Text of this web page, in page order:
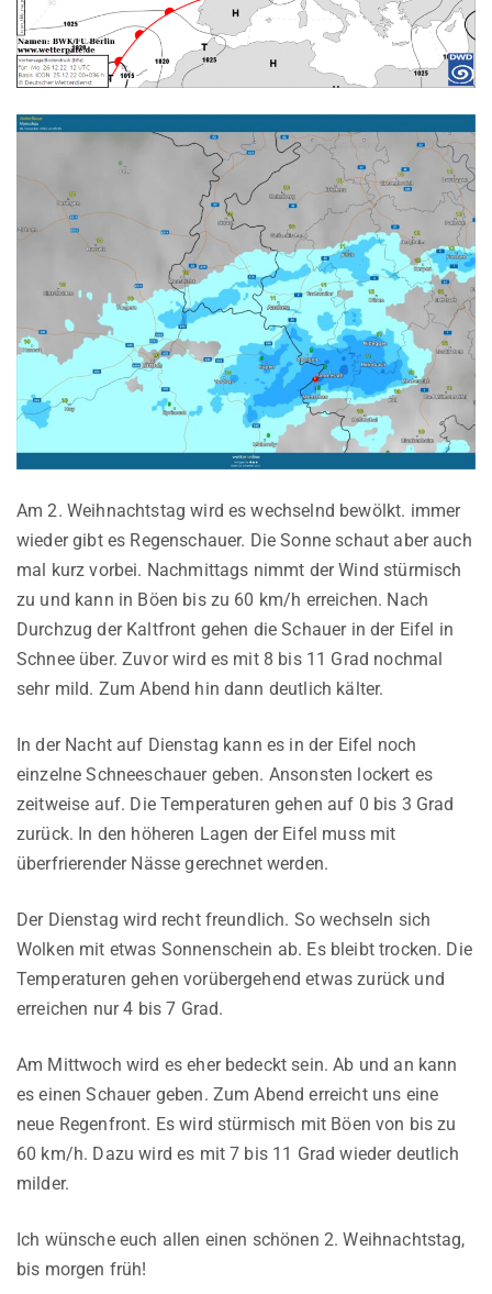
Am 2. Weihnachtstag wird es wechselnd bewölkt. immer
wieder gibt es Regenschauer. Die Sonne schaut aber auch
mal kurz vorbei. Nachmittags nimmt der Wind stürmisch
zu und kann in Böen bis zu 60 km/h erreichen. Nach
Durchzug der Kaltfront gehen die Schauer in der Eifel in
Schnee über. Zuvor wird es mit 8 bis 11 Grad nochmal
sehr mild. Zum Abend hin dann deutlich kälter.
In der Nacht auf Dienstag kann es in der Eifel noch
einzelne Schneeschauer geben. Ansonsten lockert es
zeitweise auf. Die Temperaturen gehen auf 0 bis 3 Grad
zurück. In den höheren Lagen der Eifel muss mit
überfrierender Nässe gerechnet werden.
Der Dienstag wird recht freundlich. So wechseln sich
Wolken mit etwas Sonnenschein ab. Es bleibt trocken. Die
Temperaturen gehen vorübergehend etwas zurück und
erreichen nur 4 bis 7 Grad.
Am Mittwoch wird es eher bedeckt sein. Ab und an kann
es einen Schauer geben. Zum Abend erreicht uns eine
neue Regenfront. Es wird stürmisch mit Böen von bis zu
60 km/h. Dazu wird es mit 7 bis 11 Grad wieder deutlich
milder.
Ich wünsche euch allen einen schönen 2. Weihnachtstag,
bis morgen früh!